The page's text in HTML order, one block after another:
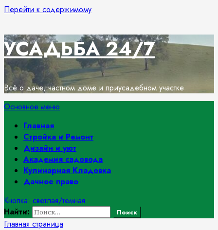
Перейти к содержимому
УСАДЬБА 24/7
Всё о даче, частном доме и приусадебном участке
Основное меню
Главная
Стройка и Ремонт
Дизайн и уют
Академия садовода
Кулинарная Кладовка
Дачное право
Кнопка: светлая/темная
Найти:
Главная страница